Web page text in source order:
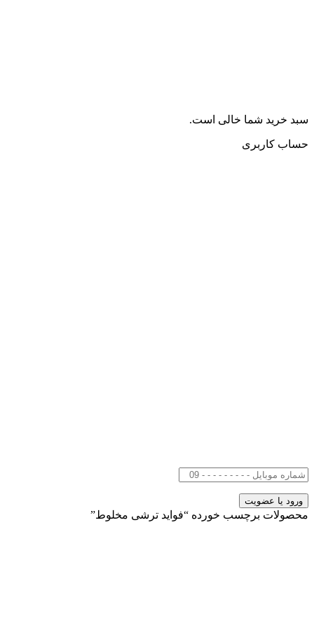
سبد خرید شما خالی است.
حساب کاربری
محصولات برچسب خورده “فواید ترشی مخلوط”